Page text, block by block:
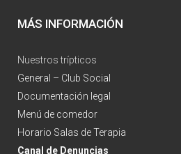
MÁS INFORMACIÓN
Nuestros trípticos
General – Club Social
Documentación legal
Menú de comedor
Horario Salas de Terapia
Canal de Denuncias